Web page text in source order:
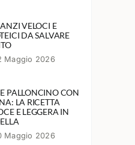
VELOCI E
DA SALVARE
Maggio 2026
PALLONCINO CON
LA RICETTA
E LEGGERA IN
Maggio 2026